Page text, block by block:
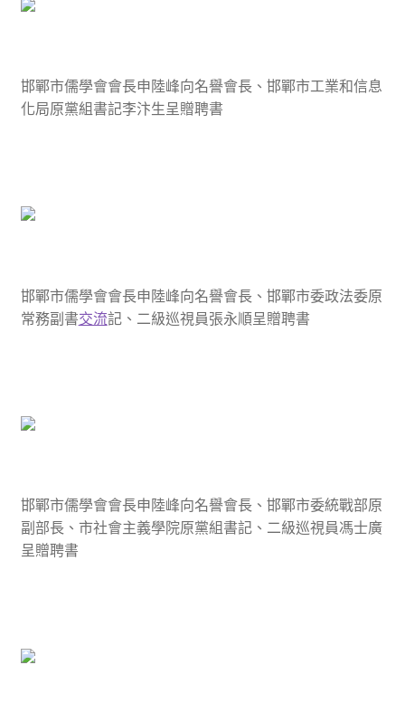
邯鄲市儒學會會長申陸峰向名譽會長、邯鄲市工業和信息
化局原黨組書記李汴生呈贈聘書
邯鄲市儒學會會長申陸峰向名譽會長、邯鄲市委政法委原
常務副書交流記、二級巡視員張永順呈贈聘書
邯鄲市儒學會會長申陸峰向名譽會長、邯鄲市委統戰部原
副部長、市社會主義學院原黨組書記、二級巡視員馮士廣
呈贈聘書